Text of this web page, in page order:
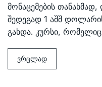
მონაცემების
შედეგად 1 აშშ
გახდა. კურსი, რომელიც
ვრცლად